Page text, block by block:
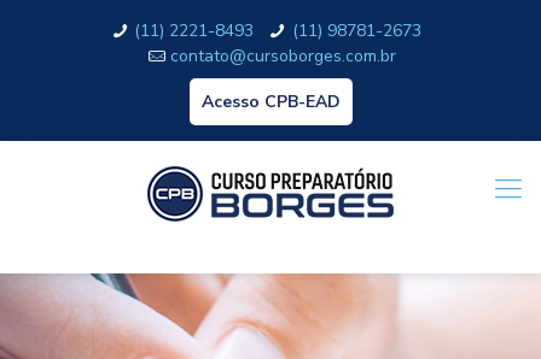
(11) 2221-8493
(11) 98781-2673
contato@cursoborges.com.br
Acesso CPB-EAD